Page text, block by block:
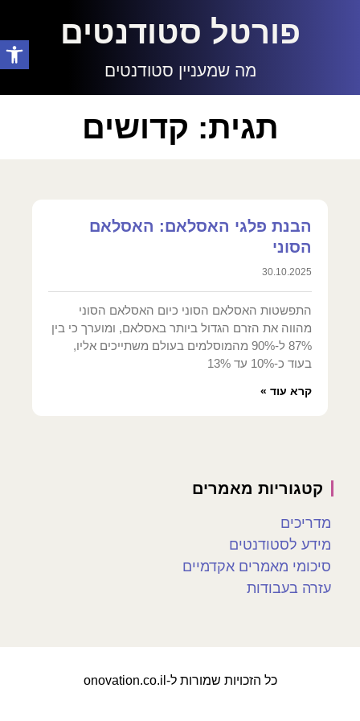
פתח
פורטל סטודנטים
מה שמעניין סטודנטים
תגית: קדושים
הבנת פלגי האסלאם: האסלאם
הסוני
30.10.2025
התפשטות האסלאם הסוני כיום האסלאם הסוני
מהווה את הזרם הגדול ביותר באסלאם, ומוערך כי בין
87% ל-90% מהמוסלמים בעולם משתייכים אליו,
בעוד כ-10% עד 13%
קרא עוד »
קטגוריות מאמרים
מדריכים
מידע לסטודנטים
סיכומי מאמרים אקדמיים
עזרה בעבודות
כל הזכויות שמורות ל-onovation.co.il